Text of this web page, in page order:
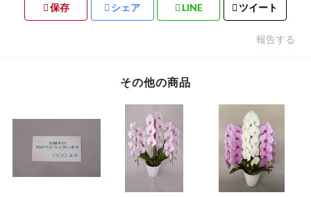
保存 シェア LINE ツイート
報告する
その他の商品